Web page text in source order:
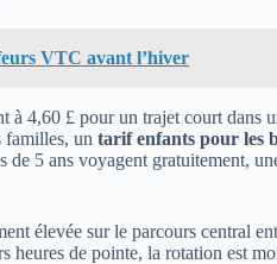
VTC avant l’hiver
4,60 £ pour un trajet court dans
familles, un tarif enfants pour les
5 ans voyagent gratuitement,
élevée sur le parcours central
heures de pointe, la rotation est